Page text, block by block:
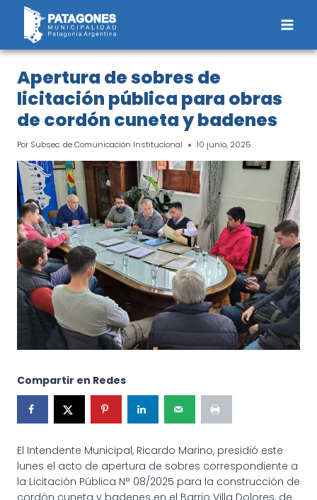
Saltar
contenido
Apertura de sobres de
licitación pública para obras
de cordón cuneta y badenes
Por Subsec. de Comunicación Institucional 10 junio, 2025
Compartir en Redes
El Intendente Municipal, Ricardo Marino, presidió este
lunes el acto de apertura de sobres correspondiente a
la Licitación Pública N° 08/2025 para la construcción de
cordón cuneta y badenes en el Barrio Villa Dolores, de